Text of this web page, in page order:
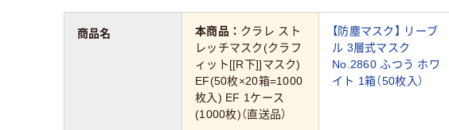
商品名 本商品： クラレ スト
レッチマスク(クラフ
ィット[[R下]]マスク)
EF(50枚×20箱=1000
枚入) EF 1ケース
(1000枚)（直送品）
【防塵マスク】 リーブ
ル 3層式マスク
No.2860 ふつう ホワ
イト 1箱（50枚入）